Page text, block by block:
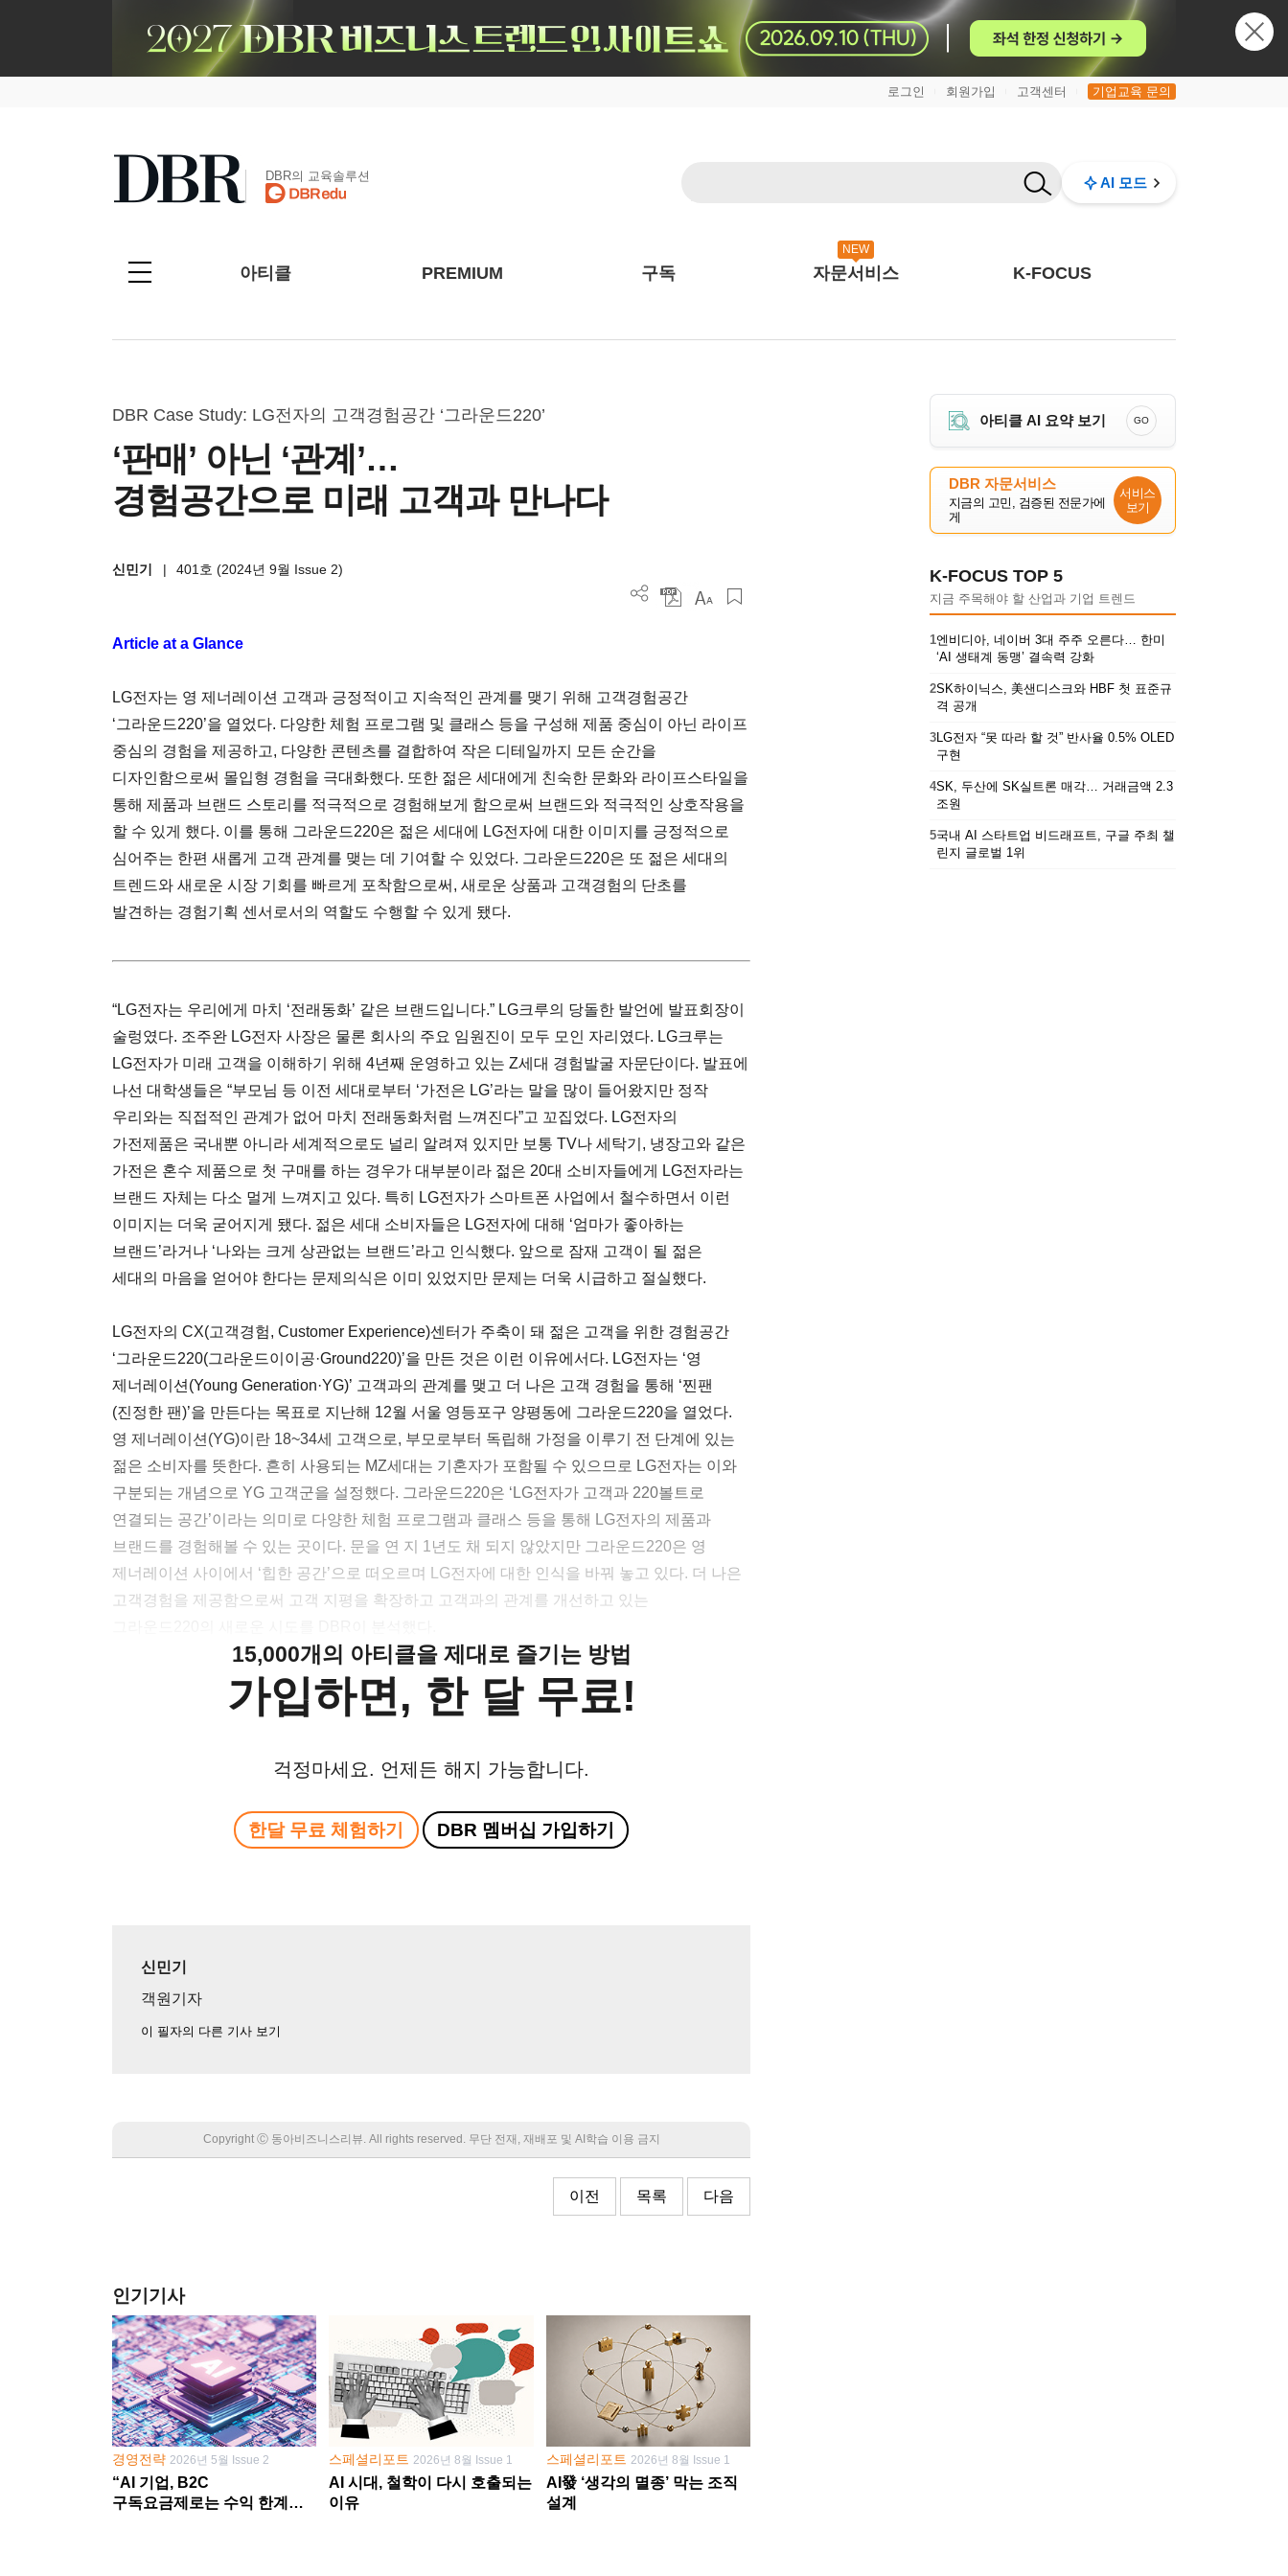
로그인 회원가입 고객센터 기업교육 문의
DBR의 교육솔루션 AI 모드
아티클 PREMIUM 구독
NEW
자문서비스 K-FOCUS
DBR Case Study: LG전자의 고객경험공간 ‘그라운드220’
‘판매’ 아닌 ‘관계’…
경험공간으로 미래 고객과 만나다
신민기 | 401호 (2024년 9월 Issue 2)
Article at a Glance
LG전자는 영 제너레이션 고객과 긍정적이고 지속적인 관계를 맺기 위해 고객경험공간
‘그라운드220’을 열었다. 다양한 체험 프로그램 및 클래스 등을 구성해 제품 중심이 아닌 라이프
중심의 경험을 제공하고, 다양한 콘텐츠를 결합하여 작은 디테일까지 모든 순간을
디자인함으로써 몰입형 경험을 극대화했다. 또한 젊은 세대에게 친숙한 문화와 라이프스타일을
통해 제품과 브랜드 스토리를 적극적으로 경험해보게 함으로써 브랜드와 적극적인 상호작용을
할 수 있게 했다. 이를 통해 그라운드220은 젊은 세대에 LG전자에 대한 이미지를 긍정적으로
심어주는 한편 새롭게 고객 관계를 맺는 데 기여할 수 있었다. 그라운드220은 또 젊은 세대의
트렌드와 새로운 시장 기회를 빠르게 포착함으로써, 새로운 상품과 고객경험의 단초를
발견하는 경험기획 센서로서의 역할도 수행할 수 있게 됐다.
“LG전자는 우리에게 마치 ‘전래동화’ 같은 브랜드입니다.” LG크루의 당돌한 발언에 발표회장이
술렁였다. 조주완 LG전자 사장은 물론 회사의 주요 임원진이 모두 모인 자리였다. LG크루는
LG전자가 미래 고객을 이해하기 위해 4년째 운영하고 있는 Z세대 경험발굴 자문단이다. 발표에
나선 대학생들은 “부모님 등 이전 세대로부터 ‘가전은 LG’라는 말을 많이 들어왔지만 정작
우리와는 직접적인 관계가 없어 마치 전래동화처럼 느껴진다”고 꼬집었다. LG전자의
가전제품은 국내뿐 아니라 세계적으로도 널리 알려져 있지만 보통 TV나 세탁기, 냉장고와 같은
가전은 혼수 제품으로 첫 구매를 하는 경우가 대부분이라 젊은 20대 소비자들에게 LG전자라는
브랜드 자체는 다소 멀게 느껴지고 있다. 특히 LG전자가 스마트폰 사업에서 철수하면서 이런
이미지는 더욱 굳어지게 됐다. 젊은 세대 소비자들은 LG전자에 대해 ‘엄마가 좋아하는
브랜드’라거나 ‘나와는 크게 상관없는 브랜드’라고 인식했다. 앞으로 잠재 고객이 될 젊은
세대의 마음을 얻어야 한다는 문제의식은 이미 있었지만 문제는 더욱 시급하고 절실했다.
LG전자의 CX(고객경험, Customer Experience)센터가 주축이 돼 젊은 고객을 위한 경험공간
‘그라운드220(그라운드이이공·Ground220)’을 만든 것은 이런 이유에서다. LG전자는 ‘영
제너레이션(Young Generation·YG)’ 고객과의 관계를 맺고 더 나은 고객 경험을 통해 ‘찐팬
(진정한 팬)’을 만든다는 목표로 지난해 12월 서울 영등포구 양평동에 그라운드220을 열었다.
영 제너레이션(YG)이란 18~34세 고객으로, 부모로부터 독립해 가정을 이루기 전 단계에 있는
젊은 소비자를 뜻한다. 흔히 사용되는 MZ세대는 기혼자가 포함될 수 있으므로 LG전자는 이와
구분되는 개념으로 YG 고객군을 설정했다. 그라운드220은 ‘LG전자가 고객과 220볼트로
연결되는 공간’이라는 의미로 다양한 체험 프로그램과 클래스 등을 통해 LG전자의 제품과
브랜드를 경험해볼 수 있는 곳이다. 문을 연 지 1년도 채 되지 않았지만 그라운드220은 영
제너레이션 사이에서 ‘힙한 공간’으로 떠오르며 LG전자에 대한 인식을 바꿔 놓고 있다. 더 나은
고객경험을 제공함으로써 고객 지평을 확장하고 고객과의 관계를 개선하고 있는
15,000개의 아티클을 제대로 즐기는 방법
가입하면, 한 달 무료!
걱정마세요. 언제든 해지 가능합니다.
한달 무료 체험하기 DBR 멤버십 가입하기
신민기
객원기자
이 필자의 다른 기사 보기
Copyright Ⓒ 동아비즈니스리뷰. All rights reserved. 무단 전재, 재배포 및 AI학습 이용 금지
이전 목록 다음
인기기사
경영전략 2026년 5월 Issue 2
“AI 기업, B2C
구독요금제로는 수익 한계
스페셜리포트 2026년 8월 Issue 1
AI 시대, 철학이 다시 호출되는
이유
스페셜리포트 2026년 8월 Issue 1
AI發 ‘생각의 멸종’ 막는 조직
설계
아티클 AI 요약 보기 GO
DBR 자문서비스
지금의 고민, 검증된 전문가에
게
서비스
보기
K-FOCUS TOP 5
지금 주목해야 할 산업과 기업 트렌드
1엔비디아, 네이버 3대 주주 오른다… 한미
‘AI 생태계 동맹’ 결속력 강화
2SK하이닉스, 美샌디스크와 HBF 첫 표준규
격 공개
3LG전자 “못 따라 할 것” 반사율 0.5% OLED
구현
4SK, 두산에 SK실트론 매각… 거래금액 2.3
조원
5국내 AI 스타트업 비드래프트, 구글 주최 챌
린지 글로벌 1위